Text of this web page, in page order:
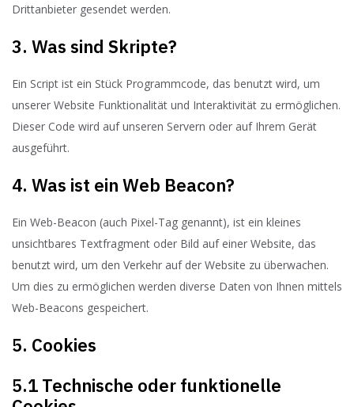
Drittanbieter gesendet werden.
3. Was sind Skripte?
Ein Script ist ein Stück Programmcode, das benutzt wird, um
unserer Website Funktionalität und Interaktivität zu ermöglichen.
Dieser Code wird auf unseren Servern oder auf Ihrem Gerät
ausgeführt.
4. Was ist ein Web Beacon?
Ein Web-Beacon (auch Pixel-Tag genannt), ist ein kleines
unsichtbares Textfragment oder Bild auf einer Website, das
benutzt wird, um den Verkehr auf der Website zu überwachen.
Um dies zu ermöglichen werden diverse Daten von Ihnen mittels
Web-Beacons gespeichert.
5. Cookies
5.1 Technische oder funktionelle